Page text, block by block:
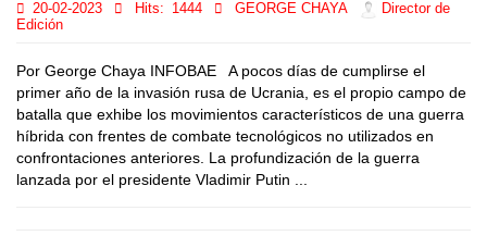
20-02-2023 Hits: 1444 GEORGE CHAYA
Director de
Edición
Por George Chaya INFOBAE A pocos días de cumplirse el
primer año de la invasión rusa de Ucrania, es el propio campo de
batalla que exhibe los movimientos característicos de una guerra
híbrida con frentes de combate tecnológicos no utilizados en
confrontaciones anteriores. La profundización de la guerra
lanzada por el presidente Vladimir Putin ...